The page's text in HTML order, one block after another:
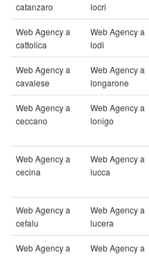
catanzaro
locri
Web Agency a
cattolica
Web Agency a
lodi
Web Agency a
cavalese
Web Agency a
longarone
Web Agency a
ceccano
Web Agency a
lonigo
Web Agency a
cecina
Web Agency a
lucca
Web Agency a
cefalu
Web Agency a
lucera
Web Agency a
Web Agency a